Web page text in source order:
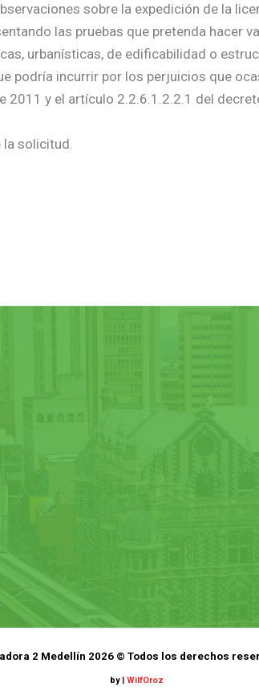
sobre la expedición de la
las pruebas que pretenda hacer
urbanísticas, de edificabilidad o
podría incurrir por los perjuicios que
y el artículo 2.2.6.1.2.2.1 del
solicitud.
2 Medellín 2026 © Todos los derechos
by| WilfOroz